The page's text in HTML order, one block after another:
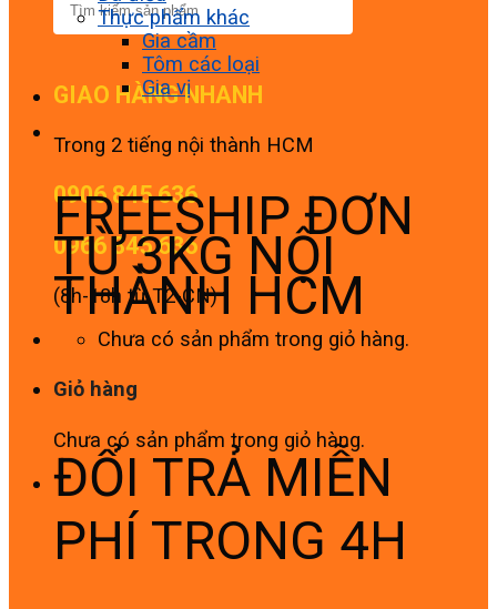
GIAO HÀNG NHANH
Trong 2 tiếng nội thành HCM
0906 845 636
0966 845 636
(8h-18h từ T2-CN)
Chưa có sản phẩm trong giỏ hàng.
Giỏ hàng
Chưa có sản phẩm trong giỏ hàng.
Thực phẩm khác
Gia cầm
Tôm các loại
Gia vị
FREESHIP ĐƠN
TỪ 3KG NỘI
THÀNH HCM
ĐỔI TRẢ MIỄN
PHÍ TRONG 4H